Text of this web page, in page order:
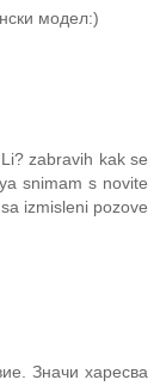
модел:)
zabravih kak se
snimam s novite
izmisleni pozove
Значи харесва